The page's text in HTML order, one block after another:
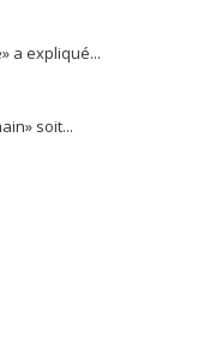
a expliqué...
soit...